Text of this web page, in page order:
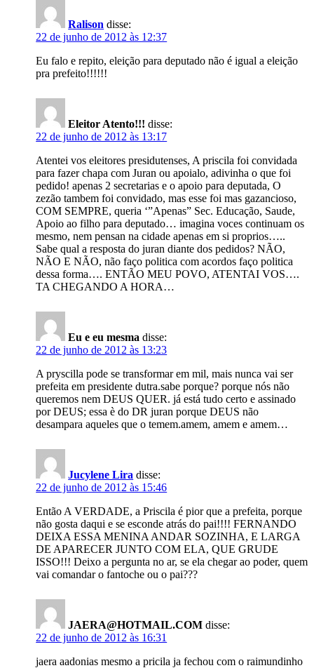
Ralison disse:
22 de junho de 2012 às 12:37
Eu falo e repito, eleição para deputado não é igual a eleição
pra prefeito!!!!!!
Eleitor Atento!!! disse:
22 de junho de 2012 às 13:17
Atentei vos eleitores presidutenses, A priscila foi convidada
para fazer chapa com Juran ou apoialo, adivinha o que foi
pedido! apenas 2 secretarias e o apoio para deputada, O
zezão tambem foi convidado, mas esse foi mas gazancioso,
COM SEMPRE, queria ‘”Apenas” Sec. Educação, Saude,
Apoio ao filho para deputado… imagina voces continuam os
mesmo, nem pensan na cidade apenas em si proprios…..
Sabe qual a resposta do juran diante dos pedidos? NÃO,
NÃO E NÃO, não faço politica com acordos faço politica
dessa forma…. ENTÃO MEU POVO, ATENTAI VOS….
TA CHEGANDO A HORA…
Eu e eu mesma disse:
22 de junho de 2012 às 13:23
A pryscilla pode se transformar em mil, mais nunca vai ser
prefeita em presidente dutra.sabe porque? porque nós não
queremos nem DEUS QUER. já está tudo certo e assinado
por DEUS; essa è do DR juran porque DEUS não
desampara aqueles que o temem.amem, amem e amem…
Jucylene Lira disse:
22 de junho de 2012 às 15:46
Então A VERDADE, a Priscila é pior que a prefeita, porque
não gosta daqui e se esconde atrás do pai!!!! FERNANDO
DEIXA ESSA MENINA ANDAR SOZINHA, E LARGA
DE APARECER JUNTO COM ELA, QUE GRUDE
ISSO!!! Deixo a pergunta no ar, se ela chegar ao poder, quem
vai comandar o fantoche ou o pai???
JAERA@HOTMAIL.COM disse:
22 de junho de 2012 às 16:31
jaera aadonias mesmo a pricila ja fechou com o raimundinho